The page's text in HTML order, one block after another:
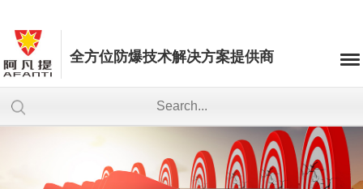
全方位防爆技术解决方案提供商